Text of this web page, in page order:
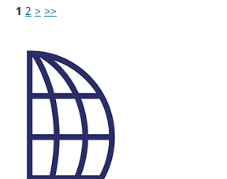
1 2 > >>